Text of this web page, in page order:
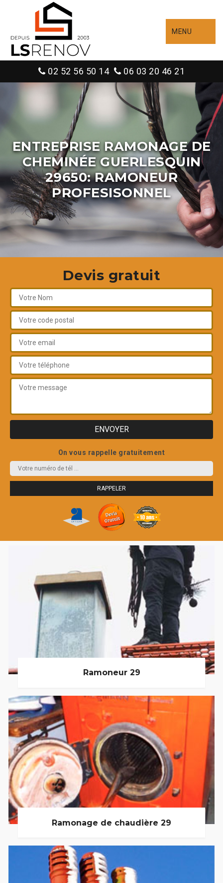
MENU
02 52 56 50 14 06 03 20 46 21
ENTREPRISE RAMONAGE DE
CHEMINÉE GUERLESQUIN
29650: RAMONEUR
PROFESISONNEL
Devis gratuit
On vous rappelle gratuitement
Ramoneur 29
Ramonage de chaudière 29